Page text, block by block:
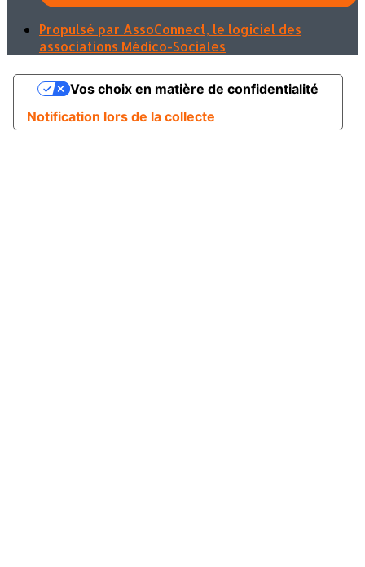
Propulsé par AssoConnect, le logiciel des
associations Médico-Sociales
Notification lors de la collecte
Vos choix en matière de confidentialité